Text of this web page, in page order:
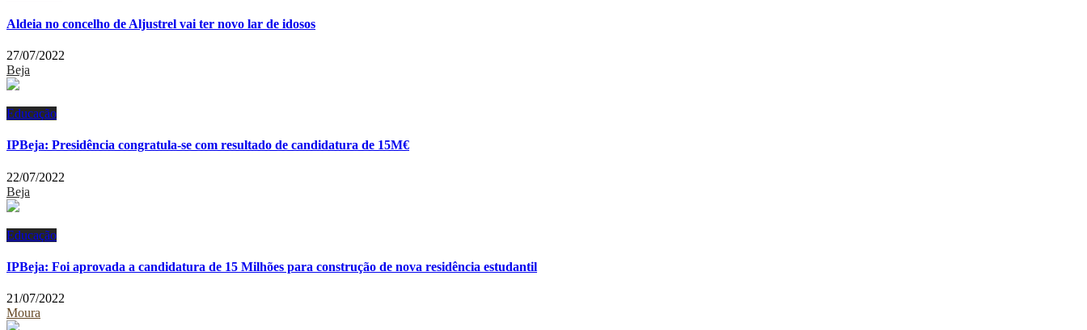
Aldeia no concelho de Aljustrel vai ter novo lar de idosos
27/07/2022
Beja
Educação
IPBeja: Presidência congratula-se com resultado de candidatura de 15M€
22/07/2022
Beja
Educação
IPBeja: Foi aprovada a candidatura de 15 Milhões para construção de nova residência estudantil
21/07/2022
Moura